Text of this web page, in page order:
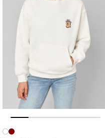
Image précédente
Image suivante